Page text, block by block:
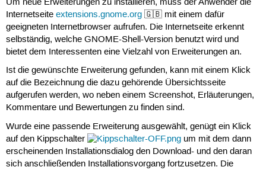
Um neue Erweiterungen zu installieren, muss der Anwender die
Internetseite extensions.gnome.org🇬🇧 mit einem dafür
geeigneten Internetbrowser aufrufen. Die Internetseite erkennt
selbständig, welche GNOME-Shell-Version benutzt wird und
bietet dem Interessenten eine Vielzahl von Erweiterungen an.
Ist die gewünschte Erweiterung gefunden, kann mit einem Klick
auf die Bezeichnung die dazu gehörende Übersichtsseite
aufgerufen werden, wo neben einem Screenshot, Erläuterungen,
Kommentare und Bewertungen zu finden sind.
Wurde eine passende Erweiterung ausgewählt, genügt ein Klick
auf den Kippschalter
um mit dem dann
erscheinenden Installationsdialog den Download- und den daran
sich anschließenden Installationsvorgang fortzusetzen. Die